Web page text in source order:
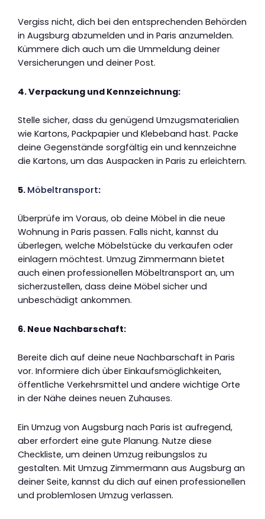
Vergiss nicht, dich bei den entsprechenden Behörden
in Augsburg abzumelden und in Paris anzumelden.
Kümmere dich auch um die Ummeldung deiner
Versicherungen und deiner Post.
4. Verpackung und Kennzeichnung:
Stelle sicher, dass du genügend Umzugsmaterialien
wie Kartons, Packpapier und Klebeband hast. Packe
deine Gegenstände sorgfältig ein und kennzeichne
die Kartons, um das Auspacken in Paris zu erleichtern.
5. Möbeltransport:
Überprüfe im Voraus, ob deine Möbel in die neue
Wohnung in Paris passen. Falls nicht, kannst du
überlegen, welche Möbelstücke du verkaufen oder
einlagern möchtest. Umzug Zimmermann bietet
auch einen professionellen Möbeltransport an, um
sicherzustellen, dass deine Möbel sicher und
unbeschädigt ankommen.
6. Neue Nachbarschaft:
Bereite dich auf deine neue Nachbarschaft in Paris
vor. Informiere dich über Einkaufsmöglichkeiten,
öffentliche Verkehrsmittel und andere wichtige Orte
in der Nähe deines neuen Zuhauses.
Ein Umzug von Augsburg nach Paris ist aufregend,
aber erfordert eine gute Planung. Nutze diese
Checkliste, um deinen Umzug reibungslos zu
gestalten. Mit Umzug Zimmermann aus Augsburg an
deiner Seite, kannst du dich auf einen professionellen
und problemlosen Umzug verlassen.